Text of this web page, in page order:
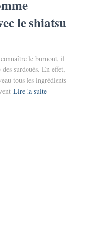
le shiatsu
le burnout, il
surdoués. En effet,
tous les ingrédients
Lire la suite